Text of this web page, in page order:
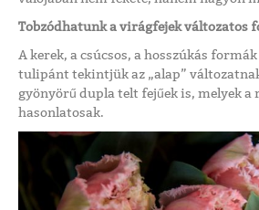
Tobzódhatunk a virágfejek változatos
A kerek, a csúcsos, a hosszúkás
tulipánt tekintjük az „alap”
gyönyörű dupla telt fejűek is, melyek a
hasonlatosak.